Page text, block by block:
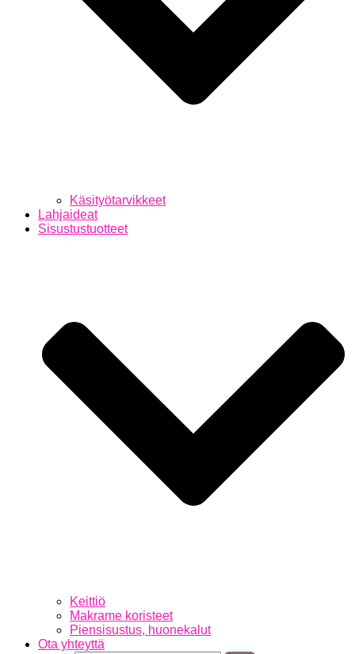
Käsityötarvikkeet
Lahjaideat
Sisustustuotteet
Keittiö
Makrame koristeet
Piensisustus, huonekalut
Ota yhteyttä